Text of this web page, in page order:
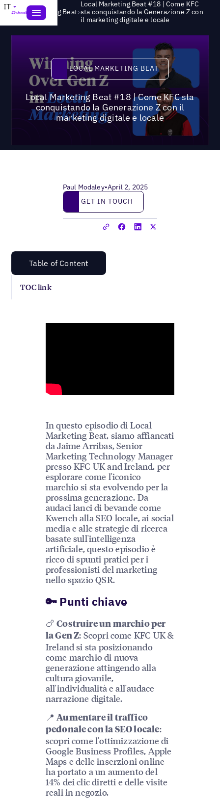
IT
Local Marketing Beat>
Local Marketing Beat #18 | Come KFC
sta conquistando la Generazione Z con
il marketing digitale e locale
Local Marketing Beat
LOCAL MARKETING BEAT
Local Marketing Beat #18 | Come KFC sta
conquistando la Generazione Z con il
marketing digitale e locale
Paul Modaley•April 2, 2025
Get in touch
GET IN TOUCH
Table of Content
TOC link
In questo episodio di Local
Marketing Beat, siamo affiancati
da Jaime Arribas, Senior
Marketing Technology Manager
presso KFC UK and Ireland, per
esplorare come l'iconico
marchio si sta evolvendo per la
prossima generazione. Da
audaci lanci di bevande come
Kwench alla SEO locale, ai social
media e alle strategie di ricerca
basate sull'intelligenza
artificiale, questo episodio è
ricco di spunti pratici per i
professionisti del marketing
nello spazio QSR.
🔑 Punti chiave
🍗Costruire un marchio per
la Gen Z: Scopri come KFC UK &
Ireland si sta posizionando
come marchio di nuova
generazione attingendo alla
cultura giovanile,
all'individualità e all'audace
narrazione digitale.
📍 Aumentare il traffico
pedonale con la SEO locale:
scopri come l'ottimizzazione di
Google Business Profiles, Apple
Maps e delle inserzioni online
ha portato a un aumento del
14% dei clic diretti e delle visite
reali in negozio.